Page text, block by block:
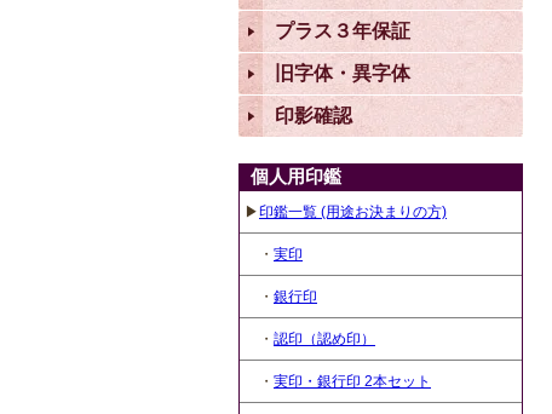
プラス３年保証
旧字体・異字体
印影確認
個人用印鑑
▶印鑑一覧 (用途お決まりの方)
・ 実印
・ 銀行印
・ 認印（認め印）
・ 実印・銀行印 2本セット